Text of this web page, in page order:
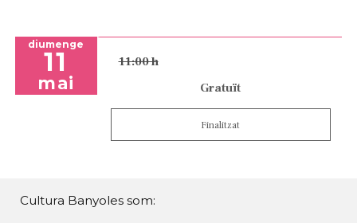
diumenge
11
mai
11:00 h
Gratuït
Finalitzat
Cultura Banyoles som: